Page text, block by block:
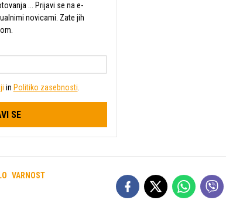
... Prijavi se na e-
novicami. Zate jih
in Politiko zasebnosti
SE
VARNOST